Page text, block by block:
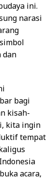
ini.
narasi
dan
bagi
kisah-
kita ingin
tempat
acara,